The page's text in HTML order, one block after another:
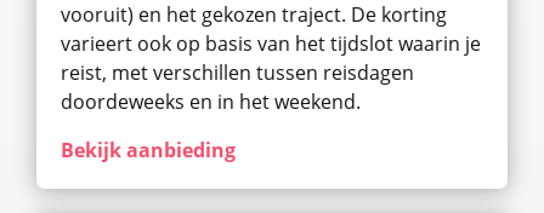
vooruit) en het gekozen traject. De korting
varieert ook op basis van het tijdslot waarin je
reist, met verschillen tussen reisdagen
doordeweeks en in het weekend.
Bekijk aanbieding